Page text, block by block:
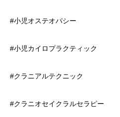
#小児オステオパシー
#小児カイロプラクティック
#クラニアルテクニック
#クラニオセイクラルセラピー